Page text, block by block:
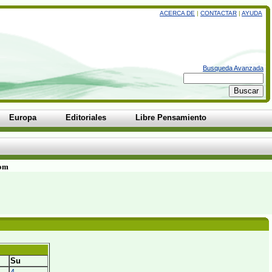
ACERCA DE | CONTACTAR | AYUDA
Busqueda Avanzada
Europa Editoriales Libre Pensamiento
Su